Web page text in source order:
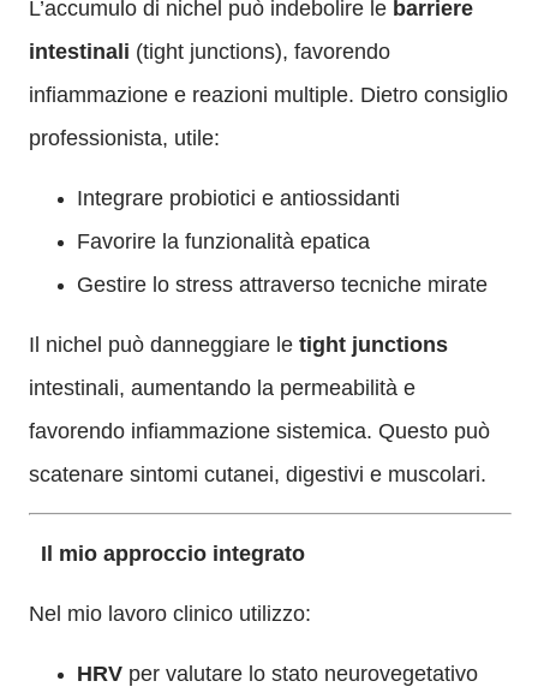
L’accumulo di nichel può indebolire le barriere
intestinali (tight junctions), favorendo
infiammazione e reazioni multiple. Dietro consiglio
professionista, utile:
Integrare probiotici e antiossidanti
Favorire la funzionalità epatica
Gestire lo stress attraverso tecniche mirate
Il nichel può danneggiare le tight junctions
intestinali, aumentando la permeabilità e
favorendo infiammazione sistemica. Questo può
scatenare sintomi cutanei, digestivi e muscolari.
Il mio approccio integrato
Nel mio lavoro clinico utilizzo:
HRV per valutare lo stato neurovegetativo